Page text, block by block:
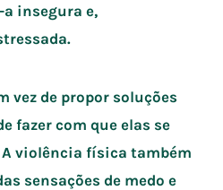
insegura e,
vez de propor soluções
fazer com que elas se
violência física também
sensações de medo e